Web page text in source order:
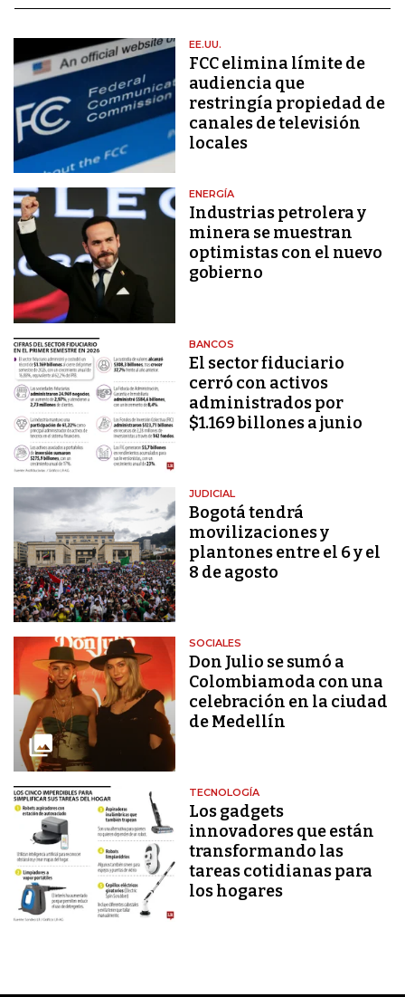
EE.UU.
FCC elimina límite de
audiencia que
restringía propiedad de
canales de televisión
locales
ENERGÍA
Industrias petrolera y
minera se muestran
optimistas con el nuevo
gobierno
BANCOS
El sector fiduciario
cerró con activos
administrados por
$1.169 billones a junio
JUDICIAL
Bogotá tendrá
movilizaciones y
plantones entre el 6 y el
8 de agosto
SOCIALES
Don Julio se sumó a
Colombiamoda con una
celebración en la ciudad
de Medellín
TECNOLOGÍA
Los gadgets
innovadores que están
transformando las
tareas cotidianas para
los hogares